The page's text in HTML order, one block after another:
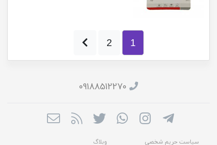
1
2
09188512270
سیاست حریم شخصی وبلاگ